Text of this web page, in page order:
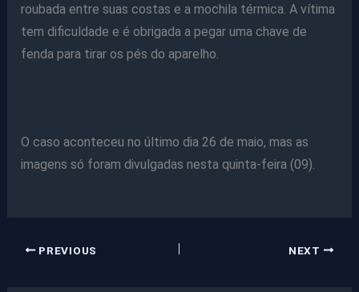
roubada entre suas costas e a mochila térmica. A vítima
tem dificuldade e é obrigada a pegar uma chave de
fenda para tirar os pés do aparelho.
O caso aconteceu no último dia 26 de maio, mas as
imagens só foram divulgadas nesta quinta-feira (09).
PREVIOUS NEXT